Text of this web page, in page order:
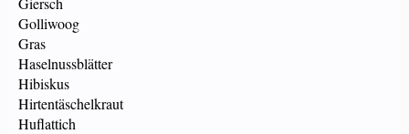
Golliwoog
Gras
Haselnussblätter
Hibiskus
Hirtentäschelkraut
Huflattich